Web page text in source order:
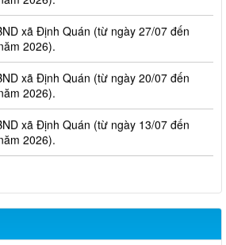
xã Định Quán (từ ngày 27/07 đến
2026).
xã Định Quán (từ ngày 20/07 đến
2026).
xã Định Quán (từ ngày 13/07 đến
2026).
xếp, điều chỉnh, đổi tên các ấp trên địa